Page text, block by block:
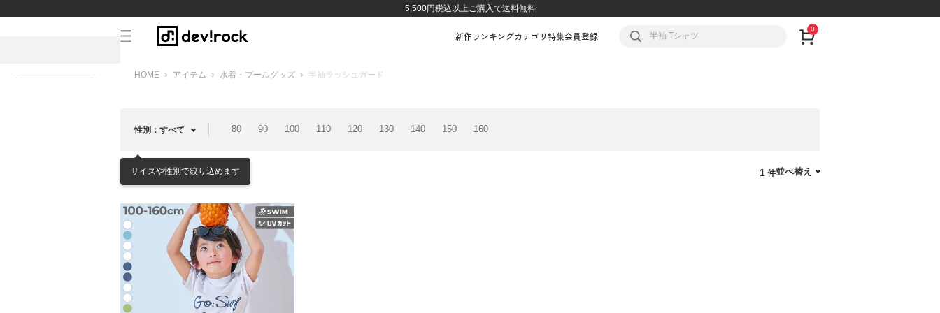
5,500円税込以上ご購入で送料無料
新作ランキングカテゴリ特集会員登録
0
HOME アイテム 水着・プールグッズ 半袖ラッシュガード
性別：すべて 80 90 100 110 120 130 140 150 160
サイズや性別で絞り込めます 並べ替え
1